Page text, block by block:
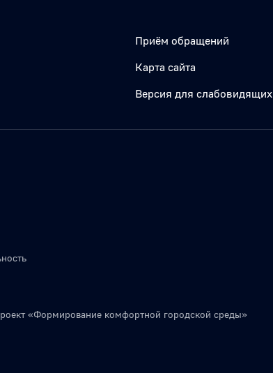
Приём обращений
Карта сайта
Версия для слабовидящих
«Формирование комфортной городской среды»